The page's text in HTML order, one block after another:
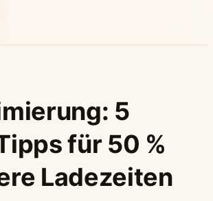
5
für 50 %
Ladezeiten